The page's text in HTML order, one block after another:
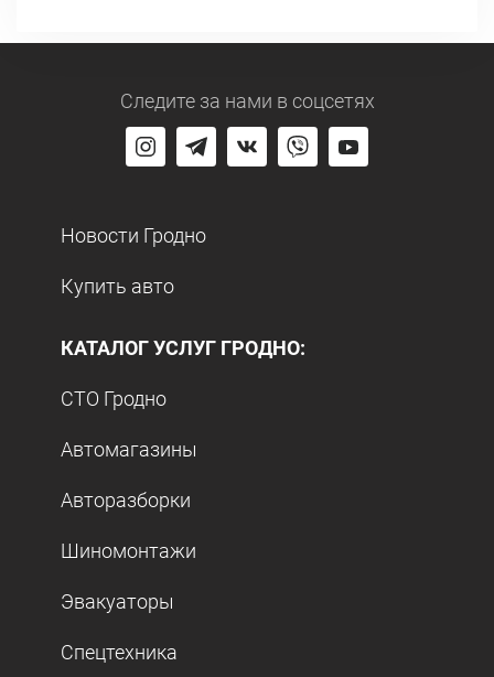
Следите за нами в соцсетях
Новости Гродно
Купить авто
КАТАЛОГ УСЛУГ ГРОДНО:
СТО Гродно
Автомагазины
Авторазборки
Шиномонтажи
Эвакуаторы
Спецтехника